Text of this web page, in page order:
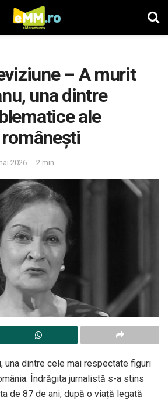
– A murit
una dintre
ale
2026 2 min
una dintre cele mai respectate figuri
Îndrăgita jurnalistă s-a stins
de 87 de ani, după o viață legată